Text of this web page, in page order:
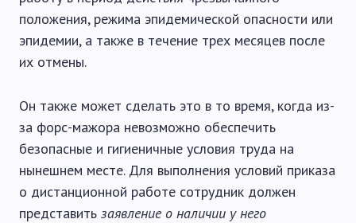
положения, режима эпидемической опасности или
эпидемии, а также в течение трех месяцев после
их отмены.
Он также может сделать это в то время, когда из-
за форс-мажора невозможно обеспечить
безопасные и гигиеничные условия труда на
нынешнем месте. Для выполнения условий приказа
о дистанционной работе сотрудник должен
представить заявление о наличии у него